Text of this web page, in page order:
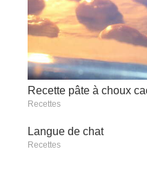
Recette pâte à choux
Recettes
Langue de chat
Recettes